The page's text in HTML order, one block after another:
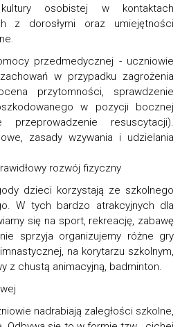
osobistej w kontaktach
z dorosłymi oraz umiejętności
przedmedycznej - uczniowie
w przypadku zagrożenia
przytomności, sprawdzenie
w pozycji bocznej
przeprowadzenie resuscytacji).
zasady wzywania i udzielania
rozwój fizyczny
dzieci korzystają ze szkolnego
W tych bardzo atrakcyjnych dla
się na sport, rekreację, zabawę
sprzyja organizujemy różne gry
na korytarzu szkolnym,
z chustą animacyjną, badminton.
nadrabiają zaległości szkolne,